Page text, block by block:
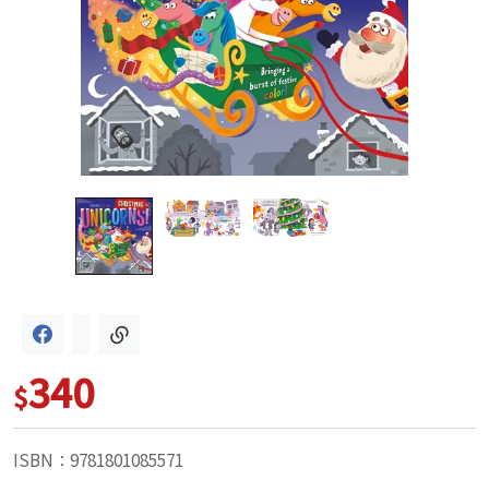
$340
ISBN：9781801085571